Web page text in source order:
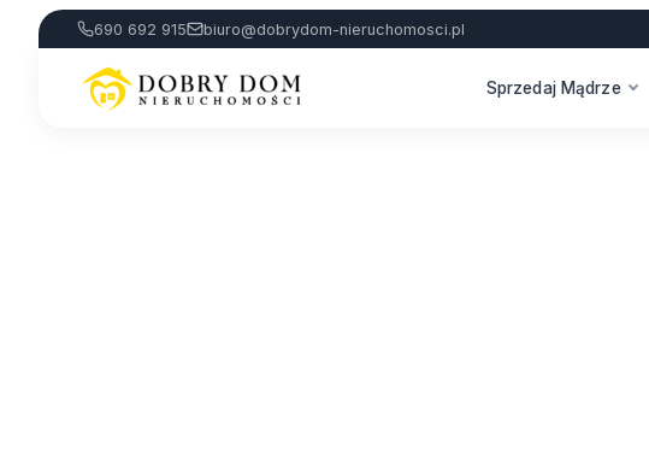
690 692 915 biuro@dobrydom-nieruchomosci.pl
Sprzedaj Mądrze